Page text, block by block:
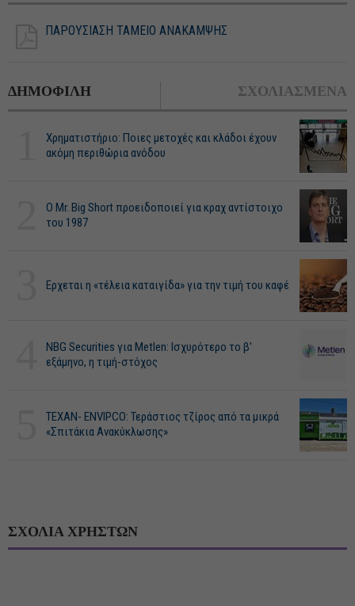
ΠΑΡΟΥΣΙΑΣΗ ΤΑΜΕΙΟ ΑΝΑΚΑΜΨΗΣ
ΔΗΜΟΦΙΛΗ ΣΧΟΛΙΑΣΜΕΝΑ
Χρηματιστήριο: Ποιες μετοχές και κλάδοι έχουν
ακόμη περιθώρια ανόδου
O Mr. Big Short προειδοποιεί για κραχ αντίστοιχο
του 1987
Ερχεται η «τέλεια καταιγίδα» για την τιμή του καφέ
NBG Securities για Metlen: Ισχυρότερο το β'
εξάμηνο, η τιμή-στόχος
ΤΕΧΑΝ- ENVIPCO: Τεράστιος τζίρος από τα μικρά
«Σπιτάκια Ανακύκλωσης»
ΣΧΟΛΙΑ ΧΡΗΣΤΩΝ